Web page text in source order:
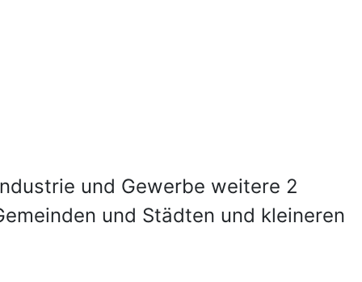
und Gewerbe weitere 2
und Städten und kleineren